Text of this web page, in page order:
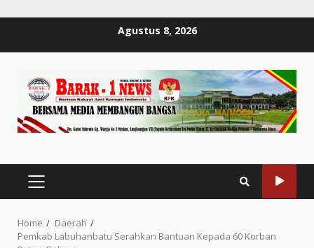
Agustus 8, 2026
PRIMARY
MENU
Home
Daerah
Pemkab Labuhanbatu Serahkan Bantuan Kepada 60 Korban